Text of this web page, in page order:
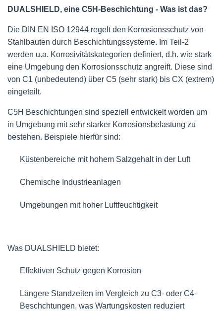
DUALSHIELD, eine C5H-Beschichtung - Was ist das?
Die DIN EN ISO 12944 regelt den Korrosionsschutz von
Stahlbauten durch Beschichtungssysteme. Im Teil-2
werden u.a. Korrosivitätskategorien definiert, d.h. wie stark
eine Umgebung den Korrosionsschutz angreift. Diese sind
von C1 (unbedeutend) über C5 (sehr stark) bis CX (extrem)
eingeteilt.
C5H Beschichtungen sind speziell entwickelt worden um
in Umgebung mit sehr starker Korrosionsbelastung zu
bestehen. Beispiele hierfür sind:
Küstenbereiche mit hohem Salzgehalt in der Luft
Chemische Industrieanlagen
Umgebungen mit hoher Luftfeuchtigkeit
Was DUALSHIELD bietet:
Effektiven Schutz gegen Korrosion
Längere Standzeiten im Vergleich zu C3- oder C4-
Beschchtungen, was Wartungskosten reduziert